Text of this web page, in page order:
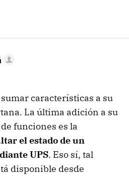
características a su
La última adición a su
funciones es la
el estado de un
UPS. Eso sí, tal
disponible desde